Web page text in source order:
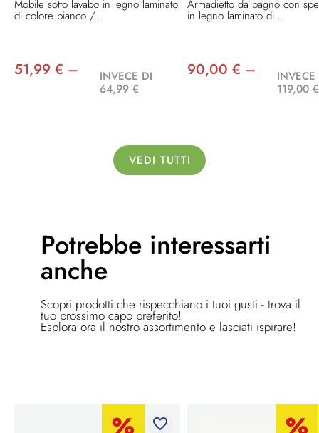
Mobile sotto lavabo in legno laminato
di colore bianco /...
51,99 € –
INVECE DI
64,99 €
Armadietto da bagno con
in legno laminato di...
90,00 € –
119,00 €
VEDI TUTTI
Potrebbe interessarti
anche
Scopri prodotti che rispecchiano i tuoi gusti - trova il
tuo prossimo capo preferito!
Esplora ora il nostro assortimento e lasciati ispirare!
favorite_border